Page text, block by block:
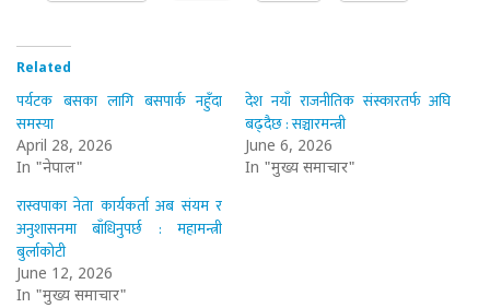
Related
पर्यटक बसका लागि बसपार्क नहुँदा
समस्या
April 28, 2026
In "नेपाल"
देश नयाँ राजनीतिक संस्कारतर्फ अघि
बढ्दैछ : सञ्चारमन्त्री
June 6, 2026
In "मुख्य समाचार"
रास्वपाका नेता कार्यकर्ता अब संयम र
अनुशासनमा बाँधिनुपर्छ : महामन्त्री
बुर्लाकोटी
June 12, 2026
In "मुख्य समाचार"